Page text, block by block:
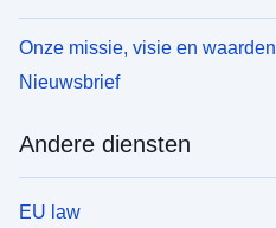
Onze missie, visie en waarden
Nieuwsbrief
Andere diensten
EU law